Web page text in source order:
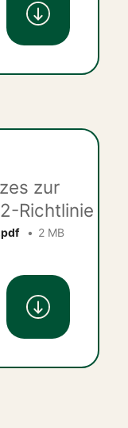
zur
Richtlinie
2 MB